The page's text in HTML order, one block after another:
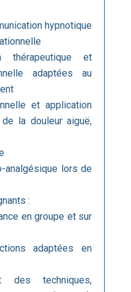
hypnotique
thérapeutique et
adaptées au
et application
la douleur aiguë,
analgésique lors de
:
en groupe et sur
adaptées en
des techniques,